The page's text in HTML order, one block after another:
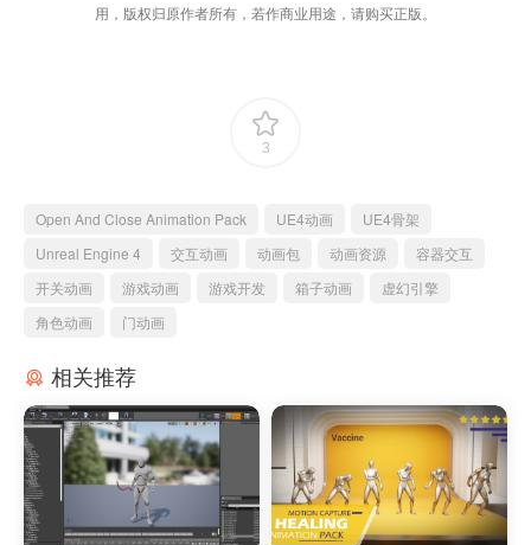
用，版权归原作者所有，若作商业用途，请购买正版。
3
Open And Close Animation Pack UE4动画
UE4骨架
Unreal Engine 4
交互动画 动画包 动画资源
容器交互
开关动画
游戏动画 游戏开发 箱子动画
虚幻引擎
角色动画
门动画
相关推荐